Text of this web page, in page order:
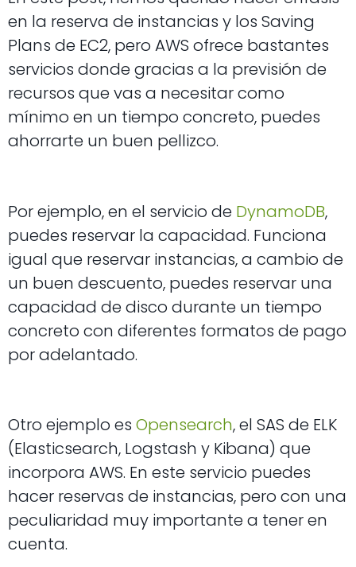
en la reserva de instancias y los Saving
Plans de EC2, pero AWS ofrece bastantes
servicios donde gracias a la previsión de
recursos que vas a necesitar como
mínimo en un tiempo concreto, puedes
ahorrarte un buen pellizco.
Por ejemplo, en el servicio de DynamoDB,
puedes reservar la capacidad. Funciona
igual que reservar instancias, a cambio de
un buen descuento, puedes reservar una
capacidad de disco durante un tiempo
concreto con diferentes formatos de pago
por adelantado.
Otro ejemplo es Opensearch, el SAS de ELK
(Elasticsearch, Logstash y Kibana) que
incorpora AWS. En este servicio puedes
hacer reservas de instancias, pero con una
peculiaridad muy importante a tener en
cuenta.